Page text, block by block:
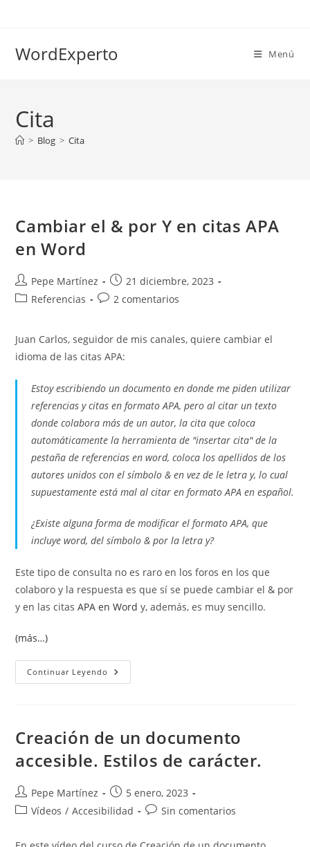
WordExperto Menú
Cita
> Blog > Cita
Cambiar el & por Y en citas APA
en Word
Autor
de
Pepe Martínez
Publicación
de
21 diciembre, 2023
Categoría
entrada:
Referencias
Comentarios
entrada:
2 comentarios
Juan Carlos, seguidor de mis canales, quiere cambiar el
idioma de las citas APA:
Estoy escribiendo un documento en donde me piden utilizar
referencias y citas en formato APA, pero al citar un texto
donde colabora más de un autor, la cita que coloca
automáticamente la herramienta de "insertar cita" de la
pestaña de referencias en word, coloca los apellidos de los
autores unidos con el símbolo & en vez de le letra y, lo cual
supuestamente está mal al citar en formato APA en español.
¿Existe alguna forma de modificar el formato APA, que
incluye word, del símbolo&por la letray?
Este tipo de consulta no es raro en los foros en los que
colaboro y la respuesta es que sí se puede cambiar el & por
y en las citasAPA en Word y, además, es muy sencillo.
(más…)
Continuar Leyendo Cambiar
El
APA
Word
Creación de un documento
accesible. Estilos de carácter.
Autor
de
Pepe Martínez
Publicación
de
5 enero, 2023
Categoría
la
Vídeos / Accesibilidad
Comentarios
la
Sin comentarios